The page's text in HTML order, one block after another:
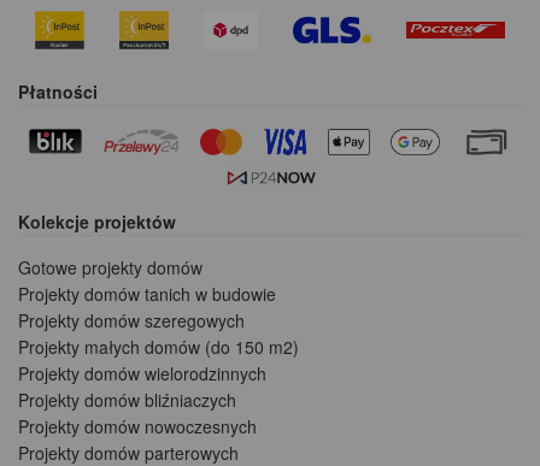
Płatności
Kolekcje projektów
Gotowe projekty domów
Projekty domów tanich w budowie
Projekty domów szeregowych
Projekty małych domów (do 150 m2)
Projekty domów wielorodzinnych
Projekty domów bliźniaczych
Projekty domów nowoczesnych
Projekty domów parterowych